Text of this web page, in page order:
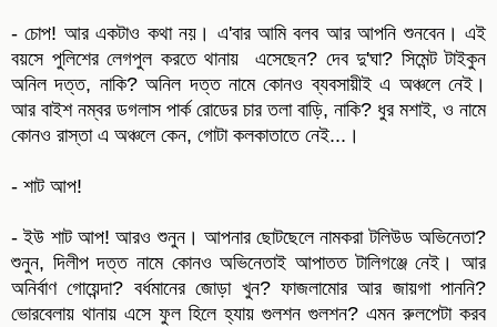
- চোপ! আর একটাও কথা নয়। এ'বার আমি বলব আর আপনি শুনবেন। এই
বয়সে পুলিশের লেগপুল করতে থানায় এসেছেন? দেব দু'ঘা? সিমেন্ট টাইকুন
অনিল দত্ত, নাকি? অনিল দত্ত নামে কোনও ব্যবসায়ীই এ অঞ্চলে নেই।
আর বাইশ নম্বর ডগলাস পার্ক রোডের চার তলা বাড়ি, নাকি? ধুর মশাই, ও নামে
কোনও রাস্তা এ অঞ্চলে কেন, গোটা কলকাতাতে নেই...।
- শাট আপ!
- ইউ শাট আপ! আরও শুনুন। আপনার ছোটছেলে নামকরা টলিউড অভিনেতা?
শুনুন, দিলীপ দত্ত নামে কোনও অভিনেতাই আপাতত টালিগঞ্জে নেই। আর
অনির্বাণ গোয়েন্দা? বর্ধমানের জোড়া খুন? ফাজলামোর আর জায়গা পাননি?
ভোরবেলায় থানায় এসে ফুল হিলে হ্যায় গুলশন গুলশন? এমন রুলপেটা করব